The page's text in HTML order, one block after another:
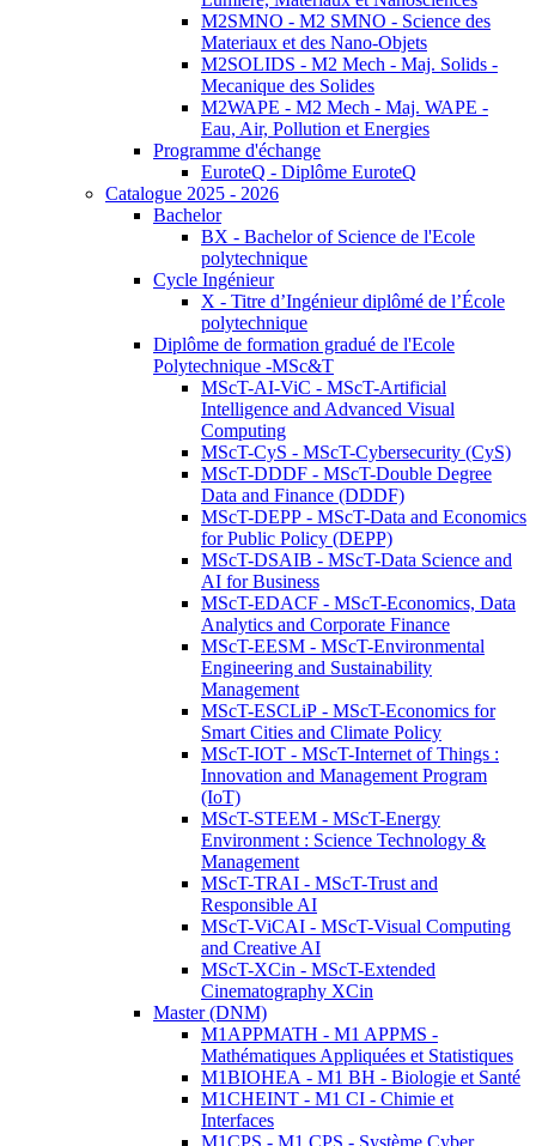
M2SMNO - M2 SMNO - Science des
Materiaux et des Nano-Objets
M2SOLIDS - M2 Mech - Maj. Solids -
Mecanique des Solides
M2WAPE - M2 Mech - Maj. WAPE -
Eau, Air, Pollution et Energies
Programme d'échange
EuroteQ - Diplôme EuroteQ
Catalogue 2025 - 2026
Bachelor
BX - Bachelor of Science de l'Ecole
polytechnique
Cycle Ingénieur
X - Titre d’Ingénieur diplômé de l’École
polytechnique
Diplôme de formation gradué de l'Ecole
Polytechnique -MSc&T
MScT-AI-ViC - MScT-Artificial
Intelligence and Advanced Visual
Computing
MScT-CyS - MScT-Cybersecurity (CyS)
MScT-DDDF - MScT-Double Degree
Data and Finance (DDDF)
MScT-DEPP - MScT-Data and Economics
for Public Policy (DEPP)
MScT-DSAIB - MScT-Data Science and
AI for Business
MScT-EDACF - MScT-Economics, Data
Analytics and Corporate Finance
MScT-EESM - MScT-Environmental
Engineering and Sustainability
Management
MScT-ESCLiP - MScT-Economics for
Smart Cities and Climate Policy
MScT-IOT - MScT-Internet of Things :
Innovation and Management Program
(IoT)
MScT-STEEM - MScT-Energy
Environment : Science Technology &
Management
MScT-TRAI - MScT-Trust and
Responsible AI
MScT-ViCAI - MScT-Visual Computing
and Creative AI
MScT-XCin - MScT-Extended
Cinematography XCin
Master (DNM)
M1APPMATH - M1 APPMS -
Mathématiques Appliquées et Statistiques
M1BIOHEA - M1 BH - Biologie et Santé
M1CHEINT - M1 CI - Chimie et
Interfaces
M1CPS - M1 CPS - Système Cyber